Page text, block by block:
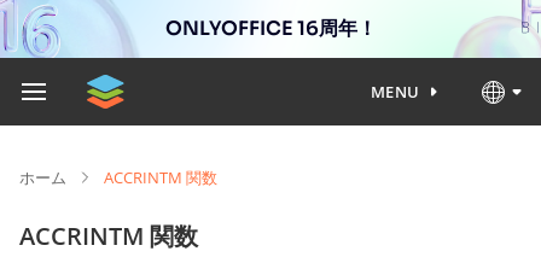
ONLYOFFICE 16周年！
MENU
ホーム ACCRINTM 関数
ACCRINTM 関数